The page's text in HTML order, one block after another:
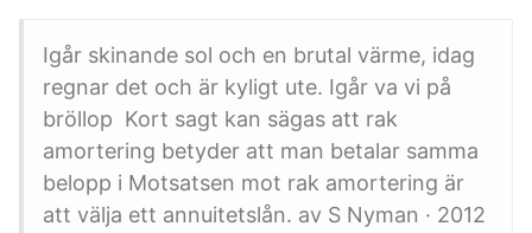
Igår skinande sol och en brutal värme, idag
regnar det och är kyligt ute. Igår va vi på
bröllop Kort sagt kan sägas att rak
amortering betyder att man betalar samma
belopp i Motsatsen mot rak amortering är
att välja ett annuitetslån. av S Nyman · 2012